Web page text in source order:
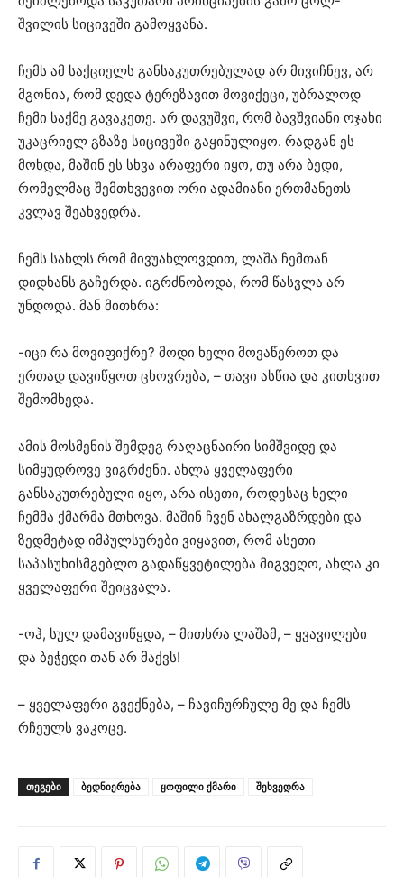
შვილის სიცივეში გამოყვანა.
ჩემს ამ საქციელს განსაკუთრებულად არ მივიჩნევ, არ
მგონია, რომ დედა ტერეზავით მოვიქეცი, უბრალოდ
ჩემი საქმე გავაკეთე. არ დავუშვი, რომ ბავშვიანი ოჯახი
უკაცრიელ გზაზე სიცივეში გაყინულიყო. რადგან ეს
მოხდა, მაშინ ეს სხვა არაფერი იყო, თუ არა ბედი,
რომელმაც შემთხვევით ორი ადამიანი ერთმანეთს
კვლავ შეახვედრა.
ჩემს სახლს რომ მივუახლოვდით, ლაშა ჩემთან
დიდხანს გაჩერდა. იგრძნობოდა, რომ წასვლა არ
უნდოდა. მან მითხრა:
-იცი რა მოვიფიქრე? მოდი ხელი მოვაწეროთ და
ერთად დავიწყოთ ცხოვრება, – თავი ასწია და კითხვით
შემომხედა.
ამის მოსმენის შემდეგ რაღაცნაირი სიმშვიდე და
სიმყუდროვე ვიგრძენი. ახლა ყველაფერი
განსაკუთრებული იყო, არა ისეთი, როდესაც ხელი
ჩემმა ქმარმა მთხოვა. მაშინ ჩვენ ახალგაზრდები და
ზედმეტად იმპულსურები ვიყავით, რომ ასეთი
საპასუხისმგებლო გადაწყვეტილება მიგვეღო, ახლა კი
ყველაფერი შეიცვალა.
-ოჰ, სულ დამავიწყდა, – მითხრა ლაშამ, – ყვავილები
და ბეჭედი თან არ მაქვს!
– ყველაფერი გვექნება, – ჩავიჩურჩულე მე და ჩემს
რჩეულს ვაკოცე.
ᲗᲔᲒᲔᲑᲘ ბედნიერება ყოფილი ქმარი შეხვედრა